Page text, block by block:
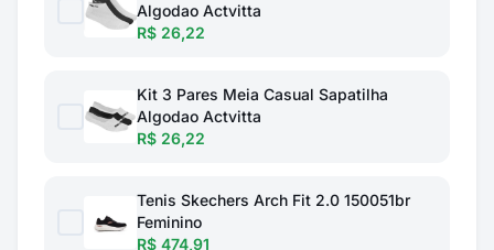
Algodao Actvitta
R$ 26,22
Kit 3 Pares Meia Casual Sapatilha
Algodao Actvitta
R$ 26,22
Tenis Skechers Arch Fit 2.0 150051br
Feminino
R$ 474,91